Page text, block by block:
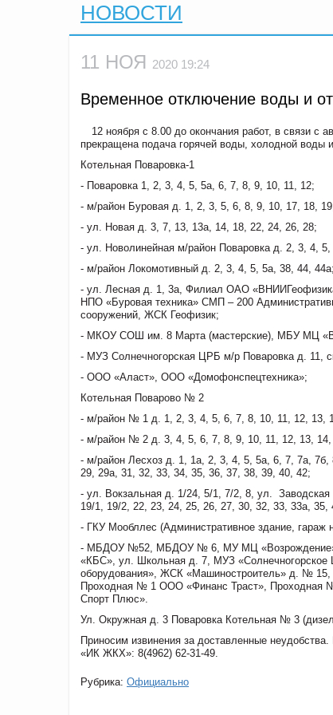
НОВОСТИ
11 НОЯ 2020 19:24
Временное отключение воды и
12 ноября с 8.00 до окончания работ, в связи с
прекращена подача горячей воды, холодной
Котельная Поваровка-1
- Поваровка 1, 2, 3, 4, 5, 5а, 6, 7, 8, 9, 10, 11, 12;
- м/район Буровая д. 1, 2, 3, 5, 6, 8, 9, 10, 17, 18,
- ул. Новая д. 3, 7, 13, 13а, 14, 18, 22, 24, 26, 28;
- ул. Новолинейная м/район Поваровка д. 2, 3, 4,
- м/район Локомотивный д. 2, 3, 4, 5, 5а, 38, 44, 44а;
- ул. Лесная д. 1, 3а, Филиал ОАО
НПО «Буровая техника» СМП – 200
сооружений, ЖСК Геофизик;
- МКОУ СОШ им. 8 Марта (мастерские), МБУ МЦ
- МУЗ Солнечногорская ЦРБ м/р Поваровка д. 11,
- ООО «Аласт», ООО «Домофонспецтехника»;
Котельная Поварово № 2
- м/район № 1 д. 1, 2, 3, 4, 5, 6, 7, 8, 10, 11, 12, 13,
- м/район № 2 д. 3, 4, 5, 6, 7, 8, 9, 10, 11, 12, 13,
- м/район Лесхоз д. 1, 1а, 2, 3, 4, 5, 5а, 6, 7, 7а,
29, 29а, 31, 32, 33, 34, 35, 36, 37, 38, 39, 40, 42;
- ул. Вокзальная д. 1/24, 5/1, 7/2, 8, ул.
19/1, 19/2, 22, 23, 24, 25, 26, 27, 30, 32, 33, 33а,
- ГКУ Мообллес (Административное здание, гараж
- МБДОУ №52, МБДОУ № 6, МУ МЦ «Возрождение»,
«КБС», ул. Школьная д. 7, МУЗ
оборудования», ЖСК «Машиностроитель» д. №
Проходная № 1 ООО «Финанс Траст», Проходная
Спорт Плюс».
Ул. Окружная д. 3 Поваровка Котельная № 3
Приносим извинения за доставленные
«ИК ЖКХ»: 8(4962) 62-31-49.
Рубрика: Официально